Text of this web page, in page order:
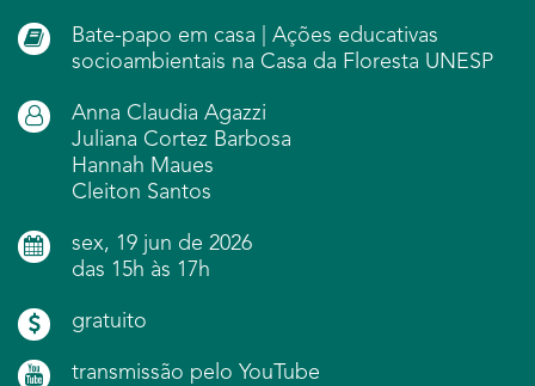
Bate-papo em casa | Ações educativas
socioambientais na Casa da Floresta UNESP
Anna Claudia Agazzi
Juliana Cortez Barbosa
Hannah Maues
Cleiton Santos
sex, 19 jun de 2026
das 15h às 17h
gratuito
transmissão pelo YouTube